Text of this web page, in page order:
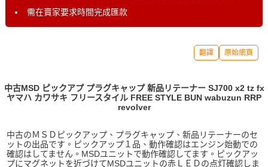
需在賣家要求時間完成匯款
翻譯 原始網頁
中古MSD ピックアプ プラグキャップ 新品リテーナー SJ700 x2 tz fx
ヤマハ カワサキ フリースタイル FREE STYLE BUN wabuzun RRP
revolver
中古のＭＳＤピックアップ、プラグキャップ、新品リテーナーのセ
ットの出品です。ピックアップ１品、動作確認はエンジン始動での
確認はしてません。MSDユニットで動作確認してます。ピックアッ
プにマグネットを近づけてMSDユニットの赤ＬＥＤの点灯確認しま